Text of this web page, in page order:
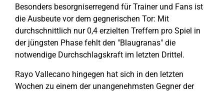
Besonders besorgniserregend für Trainer und Fans ist
die Ausbeute vor dem gegnerischen Tor: Mit
durchschnittlich nur 0,4 erzielten Treffern pro Spiel in
der jüngsten Phase fehlt den "Blaugranas" die
notwendige Durchschlagskraft im letzten Drittel.
Rayo Vallecano hingegen hat sich in den letzten
Wochen zu einem der unangenehmsten Gegner der